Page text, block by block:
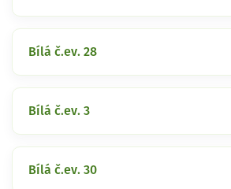
Bílá č.ev. 28
Bílá č.ev. 3
Bílá č.ev. 30